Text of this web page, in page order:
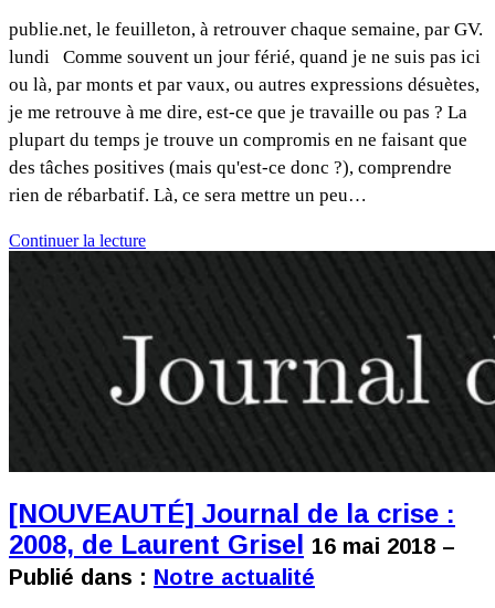
publie.net, le feuilleton, à retrouver chaque semaine, par GV.
lundi Comme souvent un jour férié, quand je ne suis pas ici
ou là, par monts et par vaux, ou autres expressions désuètes,
je me retrouve à me dire, est-ce que je travaille ou pas ? La
plupart du temps je trouve un compromis en ne faisant que
des tâches positives (mais qu'est-ce donc ?), comprendre
rien de rébarbatif. Là, ce sera mettre un peu…
Continuer la lecture
[NOUVEAUTÉ] Journal de la crise :
2008, de Laurent Grisel
16 mai 2018 –
Publié dans : Notre actualité